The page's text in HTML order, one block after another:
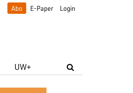
Abo E-Paper Login
UW+